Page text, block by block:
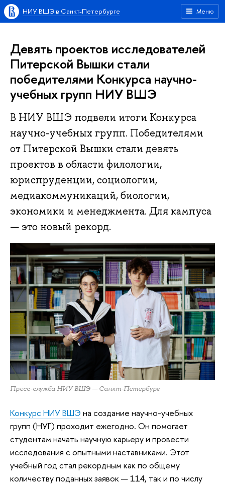
Меню
НИУ ВШЭ в Санкт-Петербурге
Девять проектов исследователей
Питерской Вышки стали
победителями Конкурса научно-
учебных групп НИУ ВШЭ
В НИУ ВШЭ подвели итоги Конкурса
научно-учебных групп. Победителями
от Питерской Вышки стали девять
проектов в области филологии,
юриспруденции, социологии,
медиакоммуникаций, биологии,
экономики и менеджмента. Для кампуса
— это новый рекорд.
Пресс-служба НИУ ВШЭ — Санкт-Петербург
Конкурс НИУ ВШЭ на создание научно-учебных
групп (НУГ) проходит ежегодно. Он помогает
студентам начать научную карьеру и провести
исследования с опытными наставниками. Этот
учебный год стал рекордным как по общему
количеству поданных заявок — 114, так и по числу